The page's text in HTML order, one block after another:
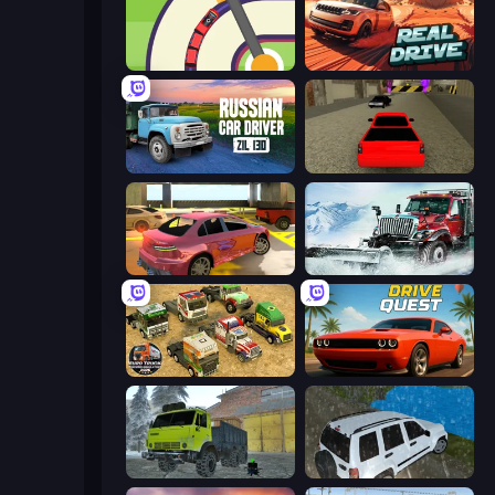
Crazy Train Snake Real Drive 3D Parking Games
Russian Car Driver ZIL 130 Speed Brazil
Snow Plow Truck
Euro Truck Driving Simulator 2025 Drive Quest
Taiga Car Driver Offroad Prado Mountain Hill Climbing